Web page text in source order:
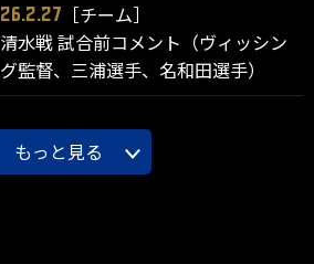
26.2.27
［チーム］
清水戦 試合前コメント（ヴィッシン
グ監督、三浦選手、名和田選手）
もっと見る